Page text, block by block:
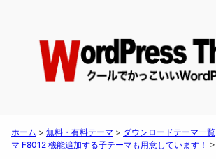
ホーム > 無料・有料テーマ > ダウンロードテーマ一覧
マ F8012 機能追加する子テーマも用意しています！ >